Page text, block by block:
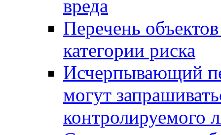
вреда
Перечень
категории риска
Исчерпывающий
могут
контролируемого